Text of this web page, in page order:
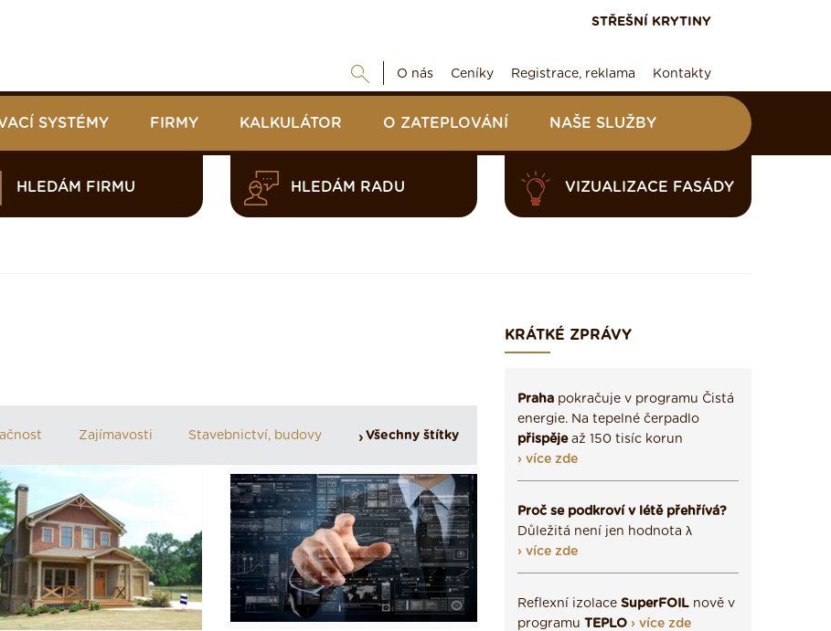
STŘEŠNÍ KRYTINY
O nás Ceníky Registrace, reklama Kontakty
SYSTÉMY FIRMY KALKULÁTOR O ZATEPLOVÁNÍ NAŠE SLUŽBY
HLEDÁM FIRMU HLEDÁM RADU VIZUALIZACE FASÁDY
Zajímavosti Stavebnictví, budovy Všechny štítky
KRÁTKÉ ZPRÁVY
Praha pokračuje v programu Čistá
energie. Na tepelné čerpadlo
přispějeaž 150 tisíc korun
› více zde
Proč se podkroví v létě přehřívá?
Důležitá není jen hodnota λ
› více zde
Reflexní izolace SuperFOIL nově v
programu TEPLO › více zde